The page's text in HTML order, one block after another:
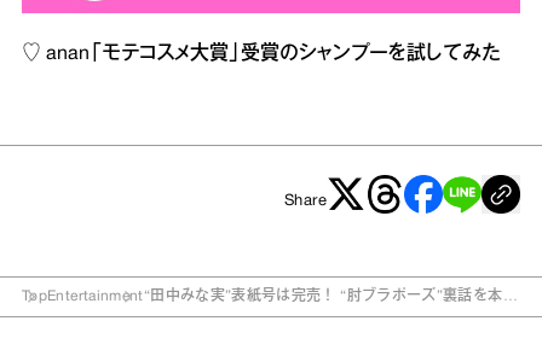
♡ anan「モテコスメ大賞」受賞のシャンプーを試してみた
Share
TopEntertainment“田中みな実”表紙号は完売！ “肘ブラポーズ”裏話を本人